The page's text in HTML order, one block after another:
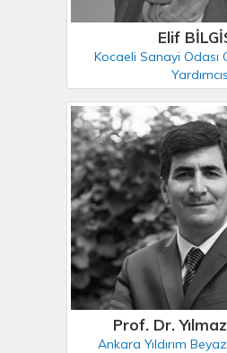
Elif
Kocaeli Sanayi Odası
Prof. Dr.
Ankara Yıldırım